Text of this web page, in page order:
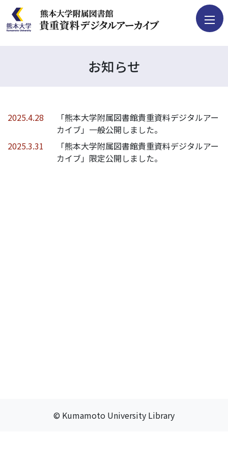
お知らせ
2025.4.28
「熊本大学附属図書館貴重資料デジタルアー
カイブ」一般公開しました。
2025.3.31
「熊本大学附属図書館貴重資料デジタルアー
カイブ」限定公開しました。
© Kumamoto University Library
利用について
デジタルアーカイブ
について